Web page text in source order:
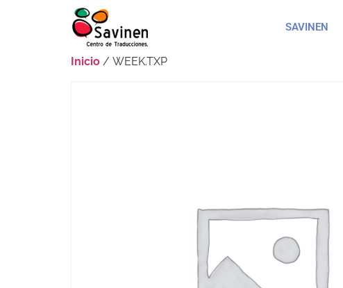
SAVINEN
Inicio / WEEK.TXP